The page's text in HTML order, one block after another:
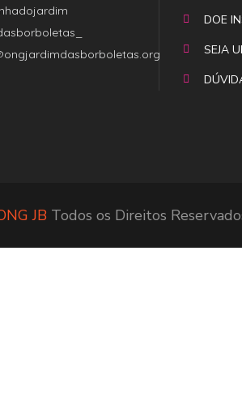
DOE
SEJA
JB Todos os Direitos